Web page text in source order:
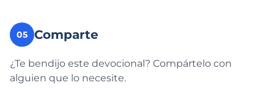
05 Comparte
¿Te bendijo este devocional? Compártelo con
alguien que lo necesite.